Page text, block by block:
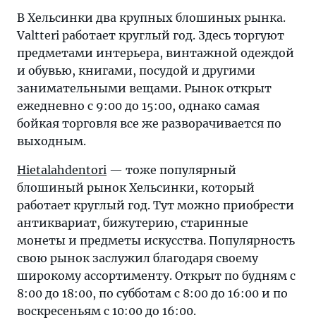
В Хельсинки два крупных блошиных рынка.
Valtteri работает круглый год. Здесь торгуют
предметами интерьера, винтажной одеждой
и обувью, книгами, посудой и другими
занимательными вещами. Рынок открыт
ежедневно с 9:00 до 15:00, однако самая
бойкая торговля все же разворачивается по
выходным.
Hietalahdentori — тоже популярный
блошиный рынок Хельсинки, который
работает круглый год. Тут можно приобрести
антиквариат, бижутерию, старинные
монеты и предметы искусства. Популярность
свою рынок заслужил благодаря своему
широкому ассортименту. Открыт по будням с
8:00 до 18:00, по субботам с 8:00 до 16:00 и по
воскресеньям с 10:00 до 16:00.